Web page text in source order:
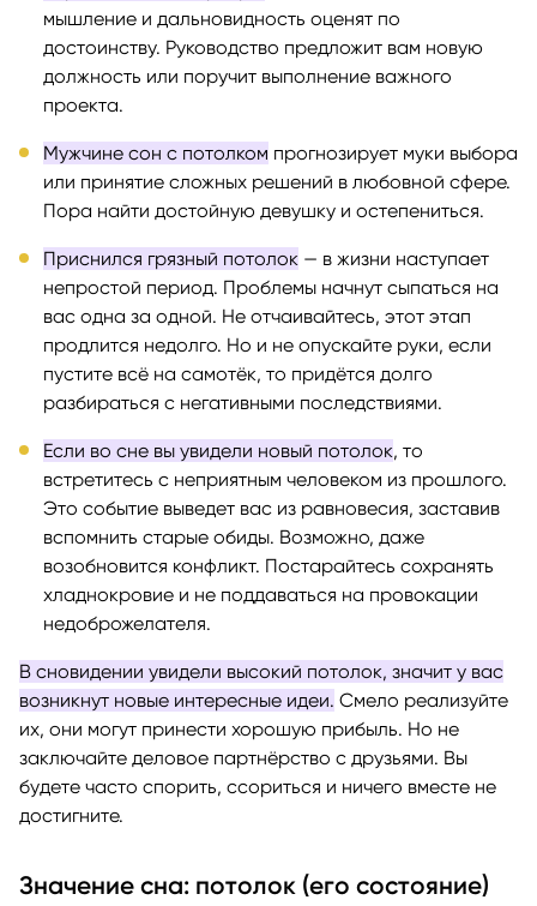
мышление и дальновидность оценят по
достоинству. Руководство предложит вам новую
должность или поручит выполнение важного
проекта.
Мужчине сон с потолком прогнозирует муки выбора
или принятие сложных решений в любовной сфере.
Пора найти достойную девушку и остепениться.
Приснился грязный потолок — в жизни наступает
непростой период. Проблемы начнут сыпаться на
вас одна за одной. Не отчаивайтесь, этот этап
продлится недолго. Но и не опускайте руки, если
пустите всё на самотёк, то придётся долго
разбираться с негативными последствиями.
Если во сне вы увидели новый потолок, то
встретитесь с неприятным человеком из прошлого.
Это событие выведет вас из равновесия, заставив
вспомнить старые обиды. Возможно, даже
возобновится конфликт. Постарайтесь сохранять
хладнокровие и не поддаваться на провокации
недоброжелателя.
В сновидении увидели высокий потолок, значит у вас
возникнут новые интересные идеи. Смело реализуйте
их, они могут принести хорошую прибыль. Но не
заключайте деловое партнёрство с друзьями. Вы
будете часто спорить, ссориться и ничего вместе не
достигните.
Значение сна: потолок (его состояние)